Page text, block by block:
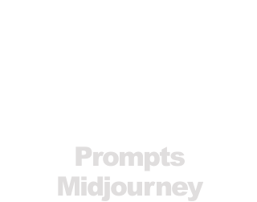
Prompts
Midjourney